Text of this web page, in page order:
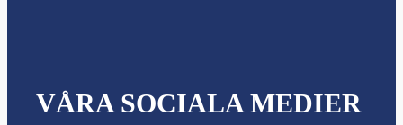
VÅRA SOCIALA MEDIER